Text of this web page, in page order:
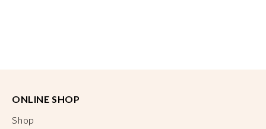
ONLINE SHOP
Shop